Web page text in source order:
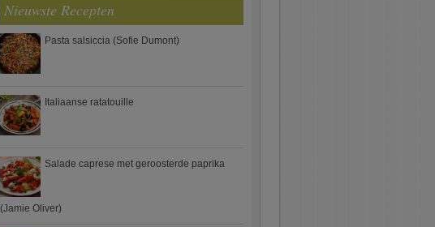
Nieuwste Recepten
Pasta salsiccia (Sofie Dumont)
Italiaanse ratatouille
Salade caprese met geroosterde paprika
(Jamie Oliver)